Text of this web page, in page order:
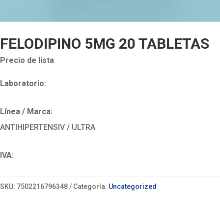
FELODIPINO 5MG 20 TABLETAS
Precio de lista
Laboratorio:
Línea / Marca:
ANTIHIPERTENSIV / ULTRA
IVA:
SKU: 7502216796348 Categoría: Uncategorized